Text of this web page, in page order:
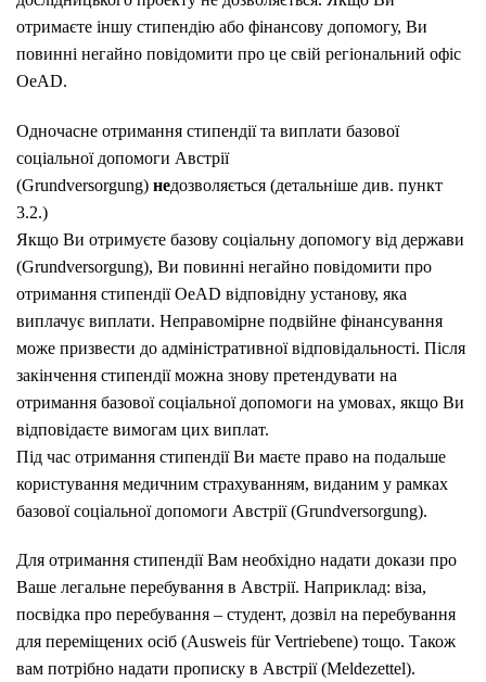
отримаєте іншу стипендію або фінансову допомогу, Ви
повинні негайно повідомити про це свій регіональний офіс
OeAD.
Одночасне отримання стипендії та виплати базової
соціальної допомоги Австрії
(Grundversorgung) недозволяється (детальніше див. пункт
3.2.)
Якщо Ви отримуєте базову соціальну допомогу від держави
(Grundversorgung), Ви повинні негайно повідомити про
отримання стипендії OeAD відповідну установу, яка
виплачує виплати. Неправомірне подвійне фінансування
може призвести до адміністративної відповідальності. Після
закінчення стипендії можна знову претендувати на
отримання базової соціальної допомоги на умовах, якщо Ви
відповідаєте вимогам цих виплат.
Під час отримання стипендії Ви маєте право на подальше
користування медичним страхуванням, виданим у рамках
базової соціальної допомоги Австрії (Grundversorgung).
Для отримання стипендії Вам необхідно надати докази про
Ваше легальне перебування в Австрії. Наприклад: віза,
посвідка про перебування – студент, дозвіл на перебування
для переміщених осіб (Ausweis für Vertriebene) тощо. Також
вам потрібно надати прописку в Австрії (Meldezettel).